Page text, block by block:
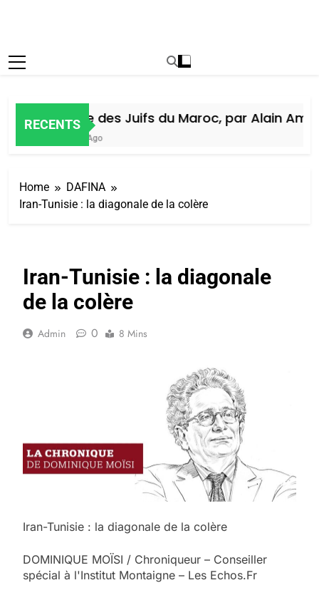
RECENTS
Histoire des Juifs du Maroc, par Alain Amiel
Home
DAFINA
Iran-Tunisie : la diagonale de la colère
Iran-Tunisie : la diagonale
de la colère
Admin 0 8 Mins
Iran-Tunisie : la diagonale de la colère
DOMINIQUE MOÏSI / Chroniqueur – Conseiller
spécial à l'Institut Montaigne – Les Echos.Fr